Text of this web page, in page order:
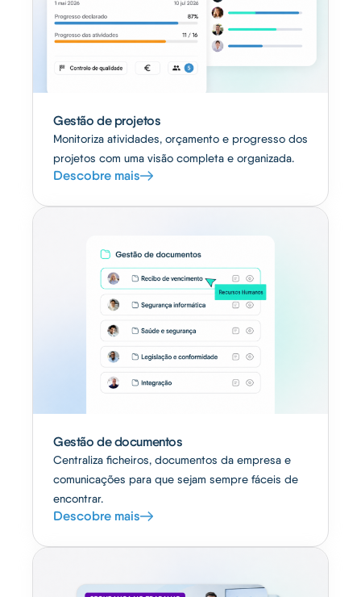
Gestão de projetos
Monitoriza atividades, orçamento e progresso dos
projetos com uma visão completa e organizada.
Descobre mais
Gestão de documentos
Centraliza ficheiros, documentos da empresa e
comunicações para que sejam sempre fáceis de
encontrar.
Descobre mais